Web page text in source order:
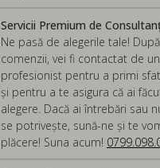
Servicii Premium de
Ne pasă de alegerile tale!
comenzii, vei fi contactat de
profesionist pentru a primi
și pentru a te asigura că ai
alegere. Dacă ai întrebări sau
se potrivește, sună-ne și te
plăcere! Suna acum!